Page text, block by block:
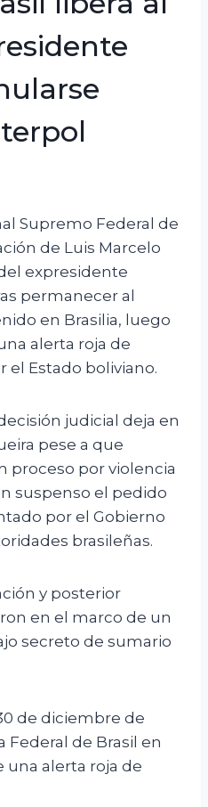
Supremo Federal de
de Luis Marcelo
expresidente
permanecer al
en Brasilia, luego
alerta roja de
el Estado boliviano.
judicial deja en
pese a que
proceso por violencia
suspenso el pedido
por el Gobierno
brasileñas.
y posterior
en el marco de un
secreto de sumario
de diciembre de
Federal de Brasil en
alerta roja de